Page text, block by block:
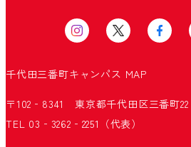
千代田三番町キャンパス MAP
〒102‐8341 東京都千代田区三番町22
TEL 03‐3262‐2251（代表）